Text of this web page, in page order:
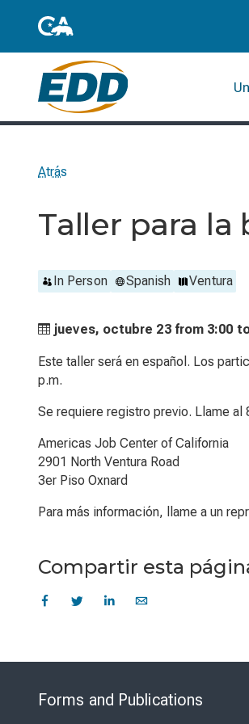
Atrás
Taller para
In Person Spanish Ventura
jueves, octubre 23 from 3:00
Este taller será en español. Los
p.m.
Se requiere registro previo. Llame
Americas Job Center of California
2901 North Ventura Road
3er Piso Oxnard
Para más información, llame a un
Compartir esta
Forms and Publications